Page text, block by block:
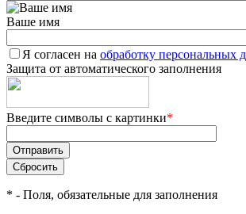
Ваше имя
Я согласен на обработку персональных
Защита от автоматического заполнения
Введите символы с картинки*
* - Поля, обязательные для заполнения